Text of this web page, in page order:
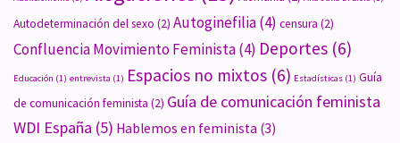
Autodeterminación del sexo (2) Autoginefilia(4) censura (2)
Confluencia Movimiento Feminista(4) Deportes (6)
Educación (1) entrevista (1) Espacios no mixtos (6) Estadísticas (1) Guía
de comunicación feminista (2) Guía de comunicación feminista
WDI España (5) Hablemos en feminista (3)